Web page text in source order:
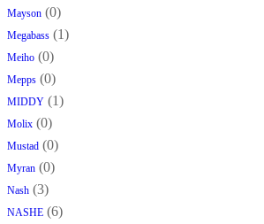
Mayson (0)
Megabass (1)
Meiho (0)
Mepps (0)
MIDDY (1)
Molix (0)
Mustad (0)
Myran (0)
Nash (3)
NASHE (6)